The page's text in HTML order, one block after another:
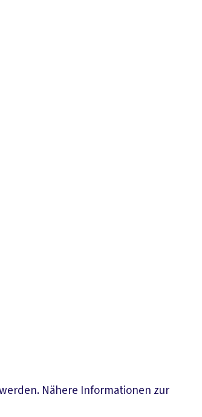
Nähere Informationen zur